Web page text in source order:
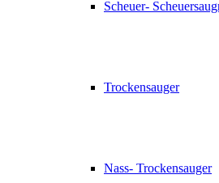
Scheuer-
Trockensauger
Nass- Trockensauger